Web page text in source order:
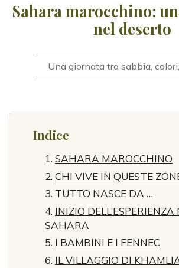
Sahara marocchino:
nel deserto
Una giornata tra sabbia,
Indice
SAHARA MAROCCHINO
CHI VIVE IN QUESTE
TUTTO NASCE DA …
INIZIO DELL’ESPERIENZA
SAHARA
I BAMBINI E I FENNEC
IL VILLAGGIO DI